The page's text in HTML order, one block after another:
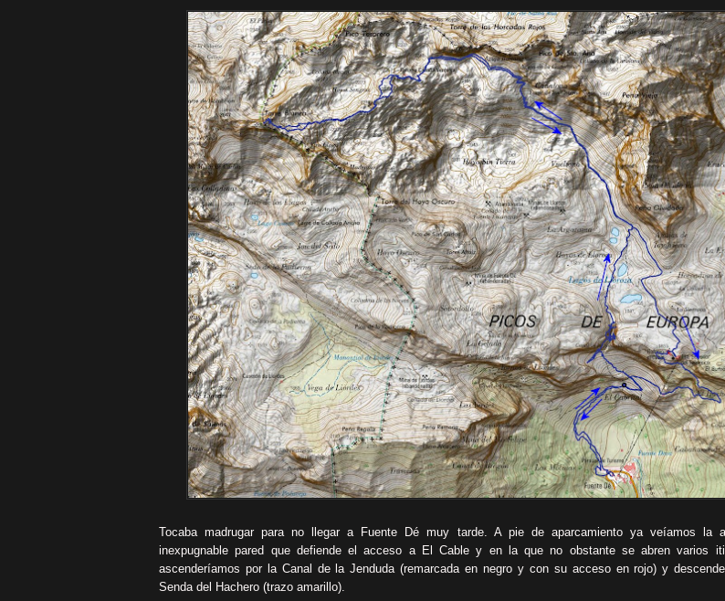
Tocaba madrugar para no llegar a Fuente Dé muy tarde. A pie de aparcamiento ya veíamos la
inexpugnable pared que defiende el acceso a El Cable y en la que no obstante se abren varios
ascenderíamos por la Canal de la Jenduda (remarcada en negro y con su acceso en rojo) y
Senda del Hachero (trazo amarillo).